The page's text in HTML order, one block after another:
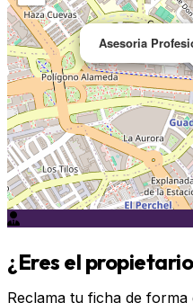
Asesoria
¿Eres el
Reclama tu ficha de